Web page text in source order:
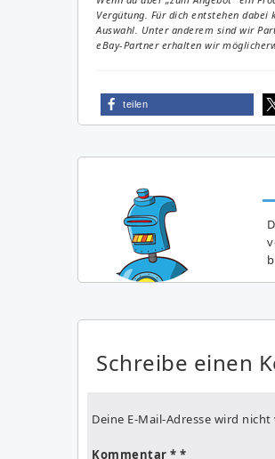
Vergütung. Für dich entstehen
Auswahl. Unter anderem sind wir
eBay-Partner erhalten wir
teilen
Schreibe einen
Deine E-Mail-Adresse wird
Kommentar *